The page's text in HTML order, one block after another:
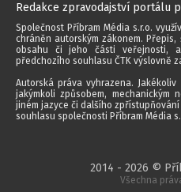
Redakce zpravodajství portálu
Společnost Příbram Média s.r.o.
chráněn autorským zákonem.
obsahu či jeho části veřejnosti,
předchozího souhlasu ČTK výslovně
Autorská práva vyhrazena.
jakýmkoli způsobem, mechanickým
jiném jazyce či dalšího
souhlasu společnosti Příbram Média
2014 - 2026 ©
Všechna